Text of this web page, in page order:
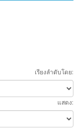
เรียงลำดับโดย:
แสดง: